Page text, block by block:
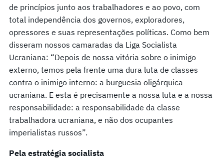
de princípios junto aos trabalhadores e ao povo, com
total independência dos governos, exploradores,
opressores e suas representações políticas. Como bem
disseram nossos camaradas da Liga Socialista
Ucraniana: “Depois de nossa vitória sobre o inimigo
externo, temos pela frente uma dura luta de classes
contra o inimigo interno: a burguesia oligárquica
ucraniana. E esta é precisamente a nossa luta e a nossa
responsabilidade: a responsabilidade da classe
trabalhadora ucraniana, e não dos ocupantes
imperialistas russos”.
Pela estratégia socialista